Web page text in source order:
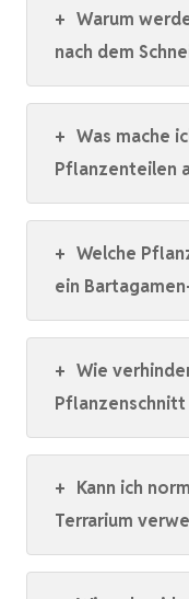
+ Warum
nach dem
+ Was mache
Pflanzenteilen
+ Welche
ein
+ Wie
Pflanzenschnitt
+ Kann ich
Terrarium